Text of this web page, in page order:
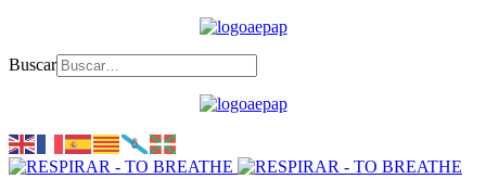
Buscar